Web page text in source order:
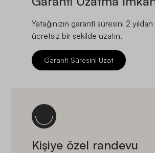
Yatağınızın garanti süresini 2 yıldan
ücretsiz bir şekilde uzatın.
Garanti Süresini Uzat
Kişiye özel randevu